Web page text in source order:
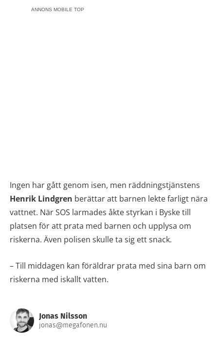
ANNONS MOBILE TOP
Ingen har gått genom isen, men räddningstjänstens
Henrik Lindgren berättar att barnen lekte farligt nära
vattnet. När SOS larmades åkte styrkan i Byske till
platsen för att prata med barnen och upplysa om
riskerna. Även polisen skulle ta sig ett snack.
– Till middagen kan föräldrar prata med sina barn om
riskerna med iskallt vatten.
Jonas Nilsson
jonas@megafonen.nu